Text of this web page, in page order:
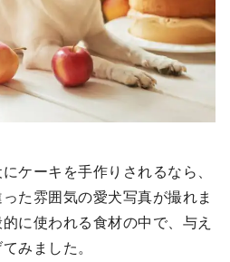
ケーキを手作りされるなら、
た雰囲気の愛犬写真が撮れま
に使われる食材の中で、与え
みました。